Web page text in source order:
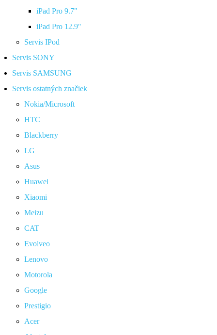
iPad Pro 9.7"
iPad Pro 12.9"
Servis IPod
Servis SONY
Servis SAMSUNG
Servis ostatných značiek
Nokia/Microsoft
HTC
Blackberry
LG
Asus
Huawei
Xiaomi
Meizu
CAT
Evolveo
Lenovo
Motorola
Google
Prestigio
Acer